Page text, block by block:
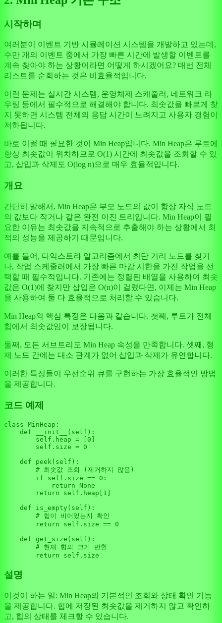
시작하며
여러분이 이벤트 기반 시뮬레이션 시스템을 개발하고 있는데,
수만 개의 이벤트 중에서 가장 빠른 시간에 발생할 이벤트를
계속 찾아야 하는 상황이라면 어떻게 하시겠어요? 매번 전체
리스트를 순회하는 것은 비효율적입니다.
이런 문제는 실시간 시스템, 운영체제 스케줄러, 네트워크 라
우팅 등에서 필수적으로 해결해야 합니다. 최솟값을 빠르게 찾
지 못하면 시스템 전체의 응답 시간이 느려지고 사용자 경험이
저하됩니다.
바로 이럴 때 필요한 것이 Min Heap입니다. Min Heap은 루트에
항상 최솟값이 위치하므로 O(1) 시간에 최솟값을 조회할 수 있
고, 삽입과 삭제도 O(log n)으로 매우 효율적입니다.
개요
간단히 말해서, Min Heap은 부모 노드의 값이 항상 자식 노드
의 값보다 작거나 같은 완전 이진 트리입니다. Min Heap이 필
요한 이유는 최솟값을 지속적으로 추출해야 하는 상황에서 최
적의 성능을 제공하기 때문입니다.
예를 들어, 다익스트라 알고리즘에서 최단 거리 노드를 찾거
나, 작업 스케줄러에서 가장 빠른 마감 시한을 가진 작업을 선
택할 때 필수적입니다. 기존에는 정렬된 배열을 사용하여 최솟
값은 O(1)에 찾지만 삽입은 O(n)이 걸렸다면, 이제는 Min Heap
을 사용하여 둘 다 효율적으로 처리할 수 있습니다.
Min Heap의 핵심 특징은 다음과 같습니다. 첫째, 루트가 전체
힙에서 최솟값임이 보장됩니다.
둘째, 모든 서브트리도 Min Heap 속성을 만족합니다. 셋째, 형
제 노드 간에는 대소 관계가 없어 삽입과 삭제가 유연합니다.
이러한 특징들이 우선순위 큐를 구현하는 가장 효율적인 방법
을 제공합니다.
코드 예제
class MinHeap :
def
__init__ ( self ):
self .heap = [ 0
self .size = 0
def
peek( self ):
# 최솟값 조회 (제거하지 않음)
if
self .size == 0 :
return
None
return
self .heap[ 1
def
is_empty ( self ):
# 힙이 비어있는지 확인
return
self .size == 0
def get_size ( self ):
# 현재 힙의 크기 반환
return
self
설명
이것이 하는 일: Min Heap의 기본적인 조회와 상태 확인 기능
을 제공합니다. 힙에 저장된 최솟값을 제거하지 않고 확인하
고, 힙의 상태를 체크할 수 있습니다.